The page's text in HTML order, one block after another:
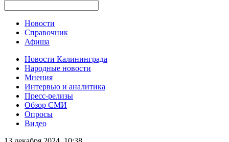
Новости
Справочник
Афиша
Новости Калининграда
Народные новости
Мнения
Интервью и аналитика
Пресс-релизы
Обзор СМИ
Опросы
Видео